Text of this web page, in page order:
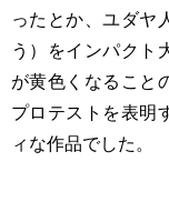
ったとか、ユダヤ
う）をインパクト
が黄色くなること
プロテストを表明
ィな作品でした。